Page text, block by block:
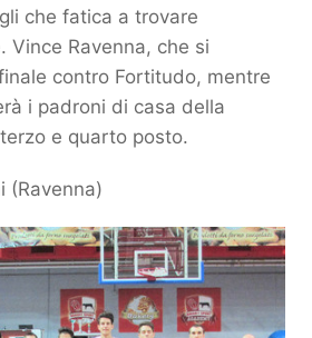
che fatica a trovare
Vince Ravenna, che si
contro Fortitudo, mentre
i padroni di casa della
e quarto posto.
(Ravenna)